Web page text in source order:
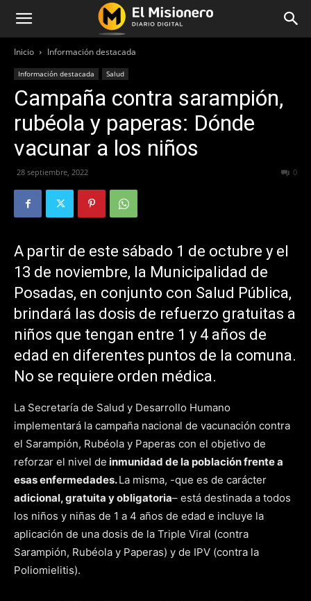
Inicio Información destacada
Información destacada Salud
Campaña contra sarampión,
rubéola y paperas: Dónde
vacunar a los niños
28 septiembre, 2022 0
A partir de este sábado 1 de octubre y el
13 de noviembre, la Municipalidad de
Posadas, en conjunto con Salud Pública,
brindará las dosis de refuerzo gratuitas a
niños que tengan entre 1 y 4 años de
edad en diferentes puntos de la comuna.
No se requiere orden médica.
La Secretaría de Salud y Desarrollo Humano
implementará la campaña nacional de vacunación contra
el Sarampión, Rubéola y Paperas con el objetivo de
reforzar el nivel de inmunidad de la población frente a
esas enfermedades.La misma, -que es de carácter
adicional, gratuita y obligatoria– está destinada a todos
los niños y niñas de 1 a 4 años de edad e incluye la
aplicación de una dosis de la Triple Viral (contra
Sarampión, Rubéola y Paperas) y de IPV (contra la
Poliomielitis).